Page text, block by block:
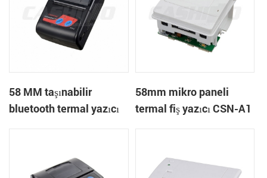
58 MM taşınabilir
bluetooth termal yazıcı
58mm mikro paneli
termal fiş yazıcı CSN-A1